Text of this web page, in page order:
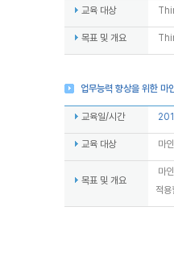
교육 대상
목표 및 개요
업무능력 향상을 위한 마
교육일/시간
교육 대상 마
목표 및 개요
마
적용